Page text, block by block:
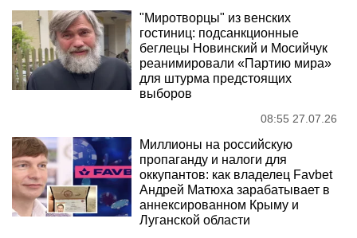
"Миротворцы" из венских
гостиниц: подсанкционные
беглецы Новинский и Мосийчук
реанимировали «Партию мира»
для штурма предстоящих
выборов
08:55 27.07.26
Миллионы на российскую
пропаганду и налоги для
оккупантов: как владелец Favbet
Андрей Матюха зарабатывает в
аннексированном Крыму и
Луганской области